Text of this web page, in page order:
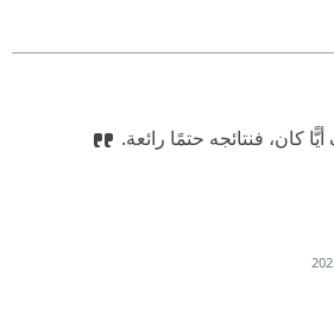
كان، فنتائجه حتمًا رائعة.